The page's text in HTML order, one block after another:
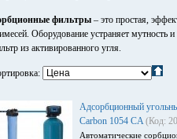
фильтры – это простая,
Оборудование устраняет мутность
из активированного угля.
Адсорбционный
Carbon 1054 CA (Код:
Автоматические